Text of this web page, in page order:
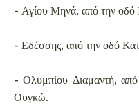
- Αγίου Μηνά, από την οδό
- Εδέσσης, από την οδό
- Ολυμπίου Διαμαντή,
Ουγκώ.